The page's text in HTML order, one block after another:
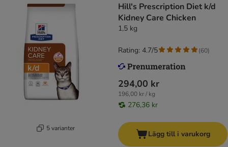
5 varianter
Hill's Prescription Diet k/d
Kidney Care Chicken
1,5 kg
294,00 kr
196,00 kr / kg
276,36 kr
Rating: 4.7/5 (60)
Lägg till i varukorg